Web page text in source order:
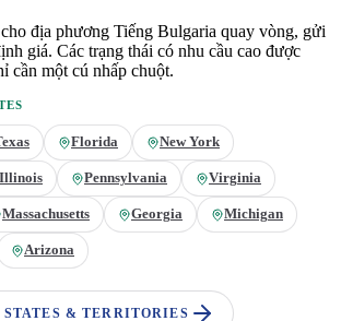
địa phương Tiếng Bulgaria quay vòng, gửi
giá. Các trạng thái có nhu cầu cao được
cần một cú nhấp chuột.
Florida New York
Illinois Pennsylvania Virginia
Massachusetts Georgia Michigan
Arizona
STATES & TERRITORIES